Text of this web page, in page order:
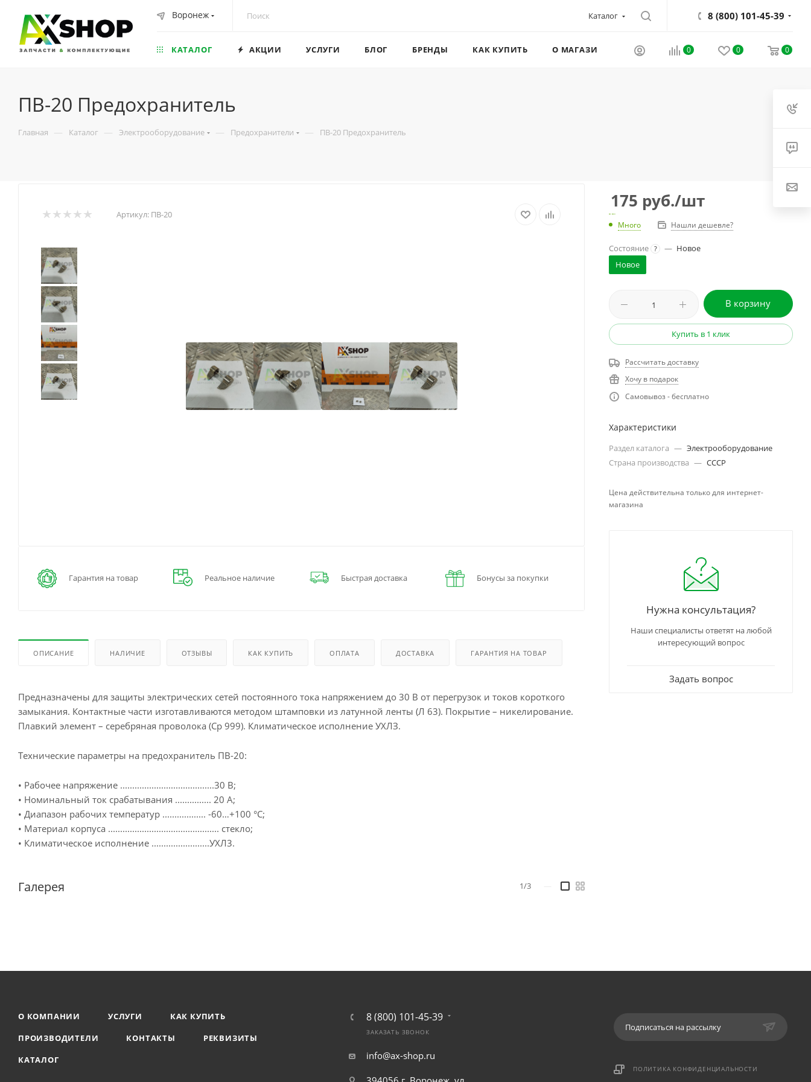
Воронеж Каталог 8 (800) 101-45-39
0 0 0
КАТАЛОГ АКЦИИ УСЛУГИ БЛОГ БРЕНДЫ КАК КУПИТЬ О МАГАЗИНЕ
ПВ-20 Предохранитель
Главная — Каталог — Электрооборудование — Предохранители — ПВ-20 Предохранитель
Артикул: ПВ-20
Гарантия на товар Реальное наличие Быстрая доставка Бонусы за покупки
ОПИСАНИЕ НАЛИЧИЕ ОТЗЫВЫ КАК КУПИТЬ ОПЛАТА ДОСТАВКА ГАРАНТИЯ НА ТОВАР
Предназначены для защиты электрических сетей постоянного тока напряжением до 30 В от перегрузок и токов короткого
замыкания. Контактные части изготавливаются методом штамповки из латунной ленты (Л 63). Покрытие – никелирование.
Плавкий элемент – серебряная проволока (Ср 999). Климатическое исполнение УХЛЗ.
Технические параметры на предохранитель ПВ-20:
• Рабочее напряжение .......................................30 В;
• Номинальный ток срабатывания ............... 20 А;
• Диапазон рабочих температур .................. -60…+100 °C;
• Материал корпуса .............................................. стекло;
• Климатическое исполнение ........................УХЛ3.
Галерея 1/3
175 руб./шт
Много Нашли дешевле?
Состояние ? — Новое
Новое
В корзину
Купить в 1 клик
Рассчитать доставку
Хочу в подарок
Самовывоз - бесплатно
Характеристики
Раздел каталога — Электрооборудование
Страна производства — СССР
Цена действительна только для интернет-
магазина
Нужна консультация?
Наши специалисты ответят на любой
интересующий вопрос
Задать вопрос
О КОМПАНИИ УСЛУГИ
КАК КУПИТЬ
ПРОИЗВОДИТЕЛИ
КОНТАКТЫ
РЕКВИЗИТЫ
КАТАЛОГ
8 (800) 101-45-39
ЗАКАЗАТЬ ЗВОНОК
info@ax-shop.ru
Подписаться на рассылку
ПОЛИТИКА КОНФИДЕНЦИАЛЬНОСТИ